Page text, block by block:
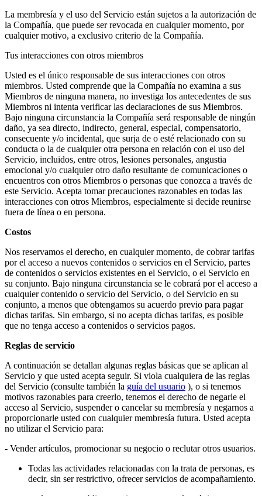
La membresía y el uso del Servicio están sujetos a la autorización de
la Compañía, que puede ser revocada en cualquier momento, por
cualquier motivo, a exclusivo criterio de la Compañía.
Tus interacciones con otros miembros
Usted es el único responsable de sus interacciones con otros
miembros. Usted comprende que la Compañía no examina a sus
Miembros de ninguna manera, no investiga los antecedentes de sus
Miembros ni intenta verificar las declaraciones de sus Miembros.
Bajo ninguna circunstancia la Compañía será responsable de ningún
daño, ya sea directo, indirecto, general, especial, compensatorio,
consecuente y/o incidental, que surja de o esté relacionado con su
conducta o la de cualquier otra persona en relación con el uso del
Servicio, incluidos, entre otros, lesiones personales, angustia
emocional y/o cualquier otro daño resultante de comunicaciones o
encuentros con otros Miembros o personas que conozca a través de
este Servicio. Acepta tomar precauciones razonables en todas las
interacciones con otros Miembros, especialmente si decide reunirse
fuera de línea o en persona.
Costos
Nos reservamos el derecho, en cualquier momento, de cobrar tarifas
por el acceso a nuevos contenidos o servicios en el Servicio, partes
de contenidos o servicios existentes en el Servicio, o el Servicio en
su conjunto. Bajo ninguna circunstancia se le cobrará por el acceso a
cualquier contenido o servicio del Servicio, o del Servicio en su
conjunto, a menos que obtengamos su acuerdo previo para pagar
dichas tarifas. Sin embargo, si no acepta dichas tarifas, es posible
que no tenga acceso a contenidos o servicios pagos.
Reglas de servicio
A continuación se detallan algunas reglas básicas que se aplican al
Servicio y que usted acepta seguir. Si viola cualquiera de las reglas
del Servicio (consulte también la guía del usuario ), o si tenemos
motivos razonables para creerlo, tenemos el derecho de negarle el
acceso al Servicio, suspender o cancelar su membresía y negarnos a
proporcionarle usted con cualquier membresía futura. Usted acepta
no utilizar el Servicio para:
- Vender artículos, promocionar su negocio o reclutar otros usuarios.
Todas las actividades relacionadas con la trata de personas, es
decir, sin ser restrictivo, ofrecer servicios de acompañamiento.